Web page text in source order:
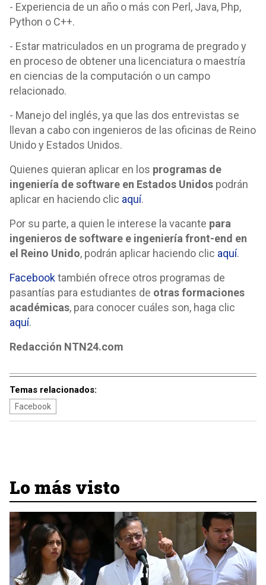
- Experiencia de un año o más con Perl, Java, Php,
Python o C++.
- Estar matriculados en un programa de pregrado y
en proceso de obtener una licenciatura o maestría
en ciencias de la computación o un campo
relacionado.
- Manejo del inglés, ya que las dos entrevistas se
llevan a cabo con ingenieros de las oficinas de Reino
Unido y Estados Unidos.
Quienes quieran aplicar en los programas de
ingeniería de software en Estados Unidos podrán
aplicar en haciendo clic aquí.
Por su parte, a quien le interese la vacante para
ingenieros de software e ingeniería front-end en
el Reino Unido, podrán aplicar haciendo clic aquí.
Facebooktambién ofrece otros programas de
pasantías para estudiantes de otras formaciones
académicas, para conocer cuáles son, haga clic
aquí.
Redacción NTN24.com
Temas relacionados:
Facebook
Lo más visto